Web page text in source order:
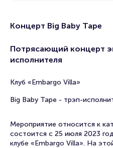
Концерт Big Baby Tape
Потрясающий концерт
исполнителя
Клуб «Embargo Villa»
Big Baby Tape - трэп-
Мероприятие относится к
состоится с 25 июля 2023
клубе «Embargo Villa». На